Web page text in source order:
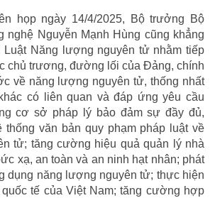
họp ngày 14/4/2025, Bộ trưởng Bộ
nghệ Nguyễn Mạnh Hùng cũng khẳng
Năng lượng nguyên tử nhằm tiếp
chủ trương, đường lối của Đảng, chính
về năng lượng nguyên tử, thống nhất
có liên quan và đáp ứng yêu cầu
cơ sở pháp lý bảo đảm sự đầy đủ,
thống văn bản quy phạm pháp luật về
tử; tăng cường hiệu quả quản lý nhà
xạ, an toàn và an ninh hạt nhân; phát
dụng năng lượng nguyên tử; thực hiện
tế của Việt Nam; tăng cường hợp